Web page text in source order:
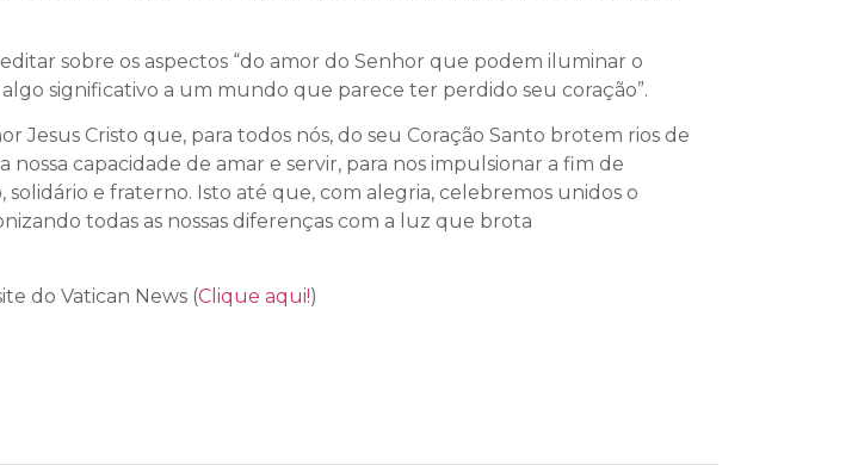
sobre os aspectos “do amor do Senhor que podem iluminar o
significativo a um mundo que parece ter perdido seu coração”.
Jesus Cristo que, para todos nós, do seu Coração Santo brotem rios de
capacidade de amar e servir, para nos impulsionar a fim de
e fraterno. Isto até que, com alegria, celebremos unidos o
todas as nossas diferenças com a luz que brota
do Vatican News (Clique aqui!)